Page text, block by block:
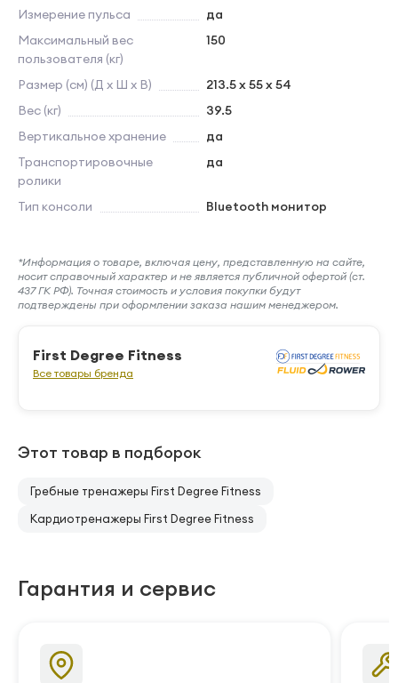
Измерение пульса
да
Максимальный вес
пользователя (кг)
150
Размер (см) (Д х Ш х В)
213.5 x 55 x 54
Вес (кг)
39.5
Вертикальное хранение
да
Транспортировочные
ролики
да
Тип консоли Bluetooth монитор
*Информация о товаре, включая цену, представленную на сайте,
носит справочный характер и не является публичной офертой (ст.
437 ГК РФ). Точная стоимость и условия покупки будут
подтверждены при оформлении заказа нашим менеджером.
First Degree Fitness
Все товары бренда
Этот товар в подборок
Гребные тренажеры First Degree Fitness
Кардиотренажеры First Degree Fitness
Гарантия и сервис